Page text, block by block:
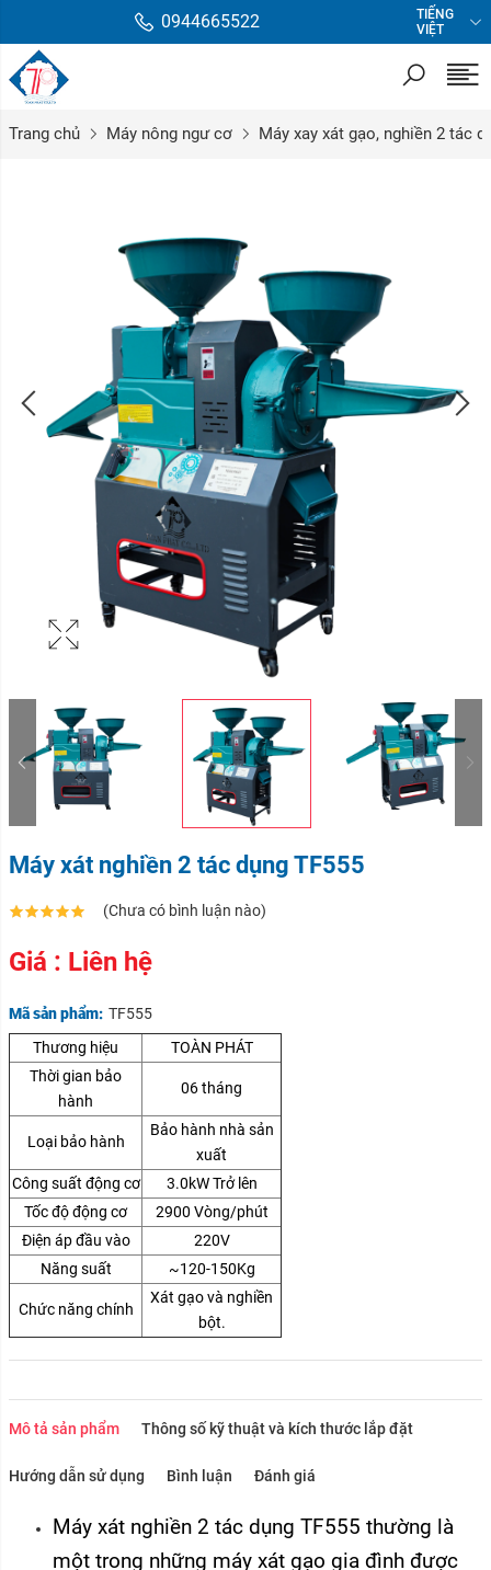
0944665522
TIẾNG
VIỆT
Trang chủ Máy nông ngư cơ Máy xay xát gạo, nghiền 2 tác
Máy xát nghiền 2 tác dụng TF555
(Chưa có bình luận nào)
Giá : Liên hệ
Mã sản phẩm: TF555
Thương hiệu
TOÀN PHÁT
Thời gian bảo
hành
06 tháng
Loại bảo hành
Bảo hành nhà sản
xuất
Công suất động cơ
3.0kW Trở lên
Tốc độ động cơ
2900 Vòng/phút
Điện áp đầu vào
220V
Năng suất
~120-150Kg
Chức năng chính
Xát gạo và nghiền
bột.
Mô tả sản phẩm Thông số kỹ thuật và kích thước lắp đặt
Hướng dẫn sử dụng Bình luận Đánh giá
Máy xát nghiền 2 tác dụng TF555 thường là
một trong những máy xát gạo gia đình được